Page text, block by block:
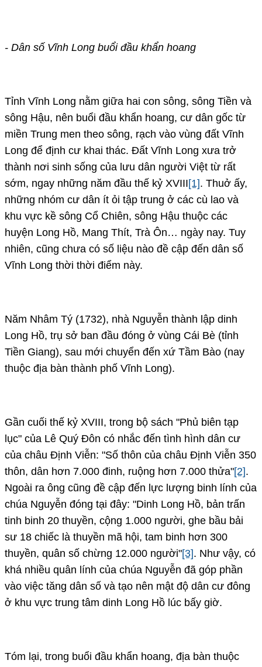
- Dân số Vĩnh Long buổi đầu khẩn hoang
Tỉnh Vĩnh Long nằm giữa hai con sông, sông Tiền và
sông Hậu, nên buổi đầu khẩn hoang, cư dân gốc từ
miền Trung men theo sông, rạch vào vùng đất Vĩnh
Long để định cư khai thác. Đất Vĩnh Long xưa trở
thành nơi sinh sống của lưu dân người Việt từ rất
sớm, ngay những năm đầu thế kỷ XVIII[1]. Thuở ấy,
những nhóm cư dân ít ỏi tập trung ở các cù lao và
khu vực kề sông Cổ Chiên, sông Hậu thuộc các
huyện Long Hồ, Mang Thít, Trà Ôn… ngày nay. Tuy
nhiên, cũng chưa có số liệu nào đề cập đến dân số
Vĩnh Long thời thời điểm này.
Năm Nhâm Tý (1732), nhà Nguyễn thành lập dinh
Long Hồ, trụ sở ban đầu đóng ở vùng Cái Bè (tỉnh
Tiền Giang), sau mới chuyển đến xứ Tầm Bào (nay
thuộc địa bàn thành phố Vĩnh Long).
Gần cuối thế kỷ XVIII, trong bộ sách "Phủ biên tạp
lục" của Lê Quý Đôn có nhắc đến tình hình dân cư
của châu Định Viễn: "Số thôn của châu Định Viễn 350
thôn, dân hơn 7.000 đinh, ruộng hơn 7.000 thửa"[2].
Ngoài ra ông cũng đề cập đến lực lượng binh lính của
chúa Nguyễn đóng tại đây: "Dinh Long Hồ, bản trấn
tinh binh 20 thuyền, cộng 1.000 người, ghe bầu bải
sư 18 chiếc là thuyền mã hội, tam binh hơn 300
thuyền, quân số chừng 12.000 người"[3]. Như vậy, có
khá nhiều quân lính của chúa Nguyễn đã góp phần
vào việc tăng dân số và tạo nên mật độ dân cư đông
ở khu vực trung tâm dinh Long Hồ lúc bấy giờ.
Tóm lại, trong buổi đầu khẩn hoang, địa bàn thuộc